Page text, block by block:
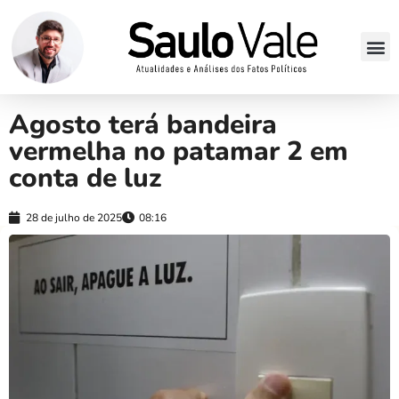
Agosto terá bandeira
vermelha no patamar 2 em
conta de luz
28 de julho de 2025 08:16